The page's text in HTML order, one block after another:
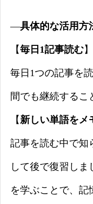
—具体的な活用方
【毎日1記事読む】
毎日1つの記事を
間でも継続するこ
【新しい単語をメ
記事を読む中で知
して後で復習し
を学ぶことで、記